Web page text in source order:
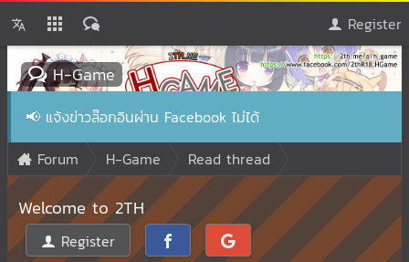
Register
H-Game
📢 แจ้งข่าวล๊อกอินผ่าน Facebook ไม่ได้
Forum
H-Game Read thread
Welcome to 2TH
Register